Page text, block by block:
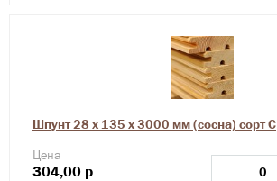
Шпунт 28 х 135 х 3000 мм (сосна) сорт С
Цена
304,00 р